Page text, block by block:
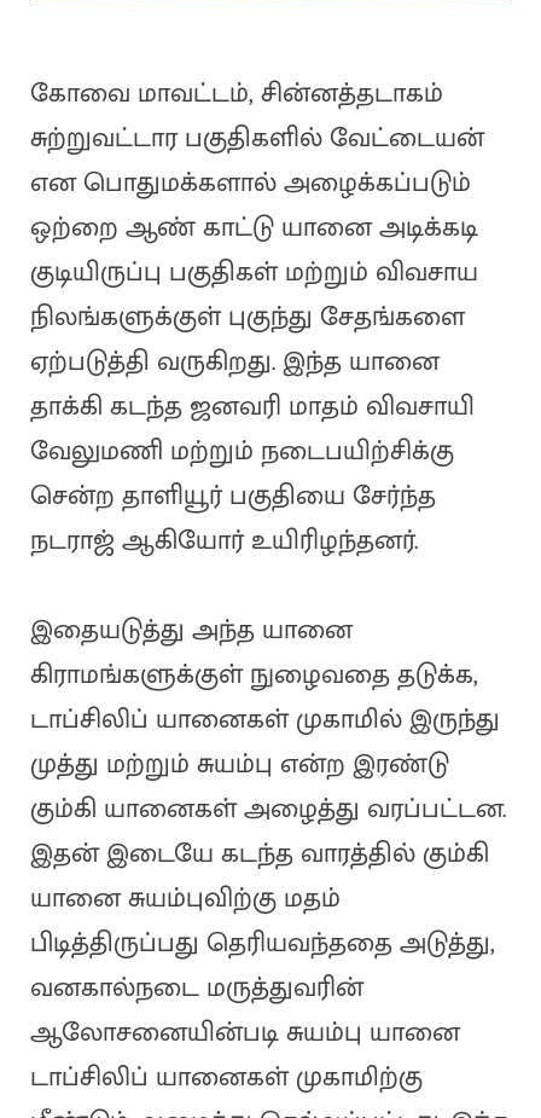
கோவை மாவட்டம், சின்னத்தடாகம்
சுற்றுவட்டார பகுதிகளில் வேட்டையன்
என பொதுமக்களால் அழைக்கப்படும்
ஒற்றை ஆண் காட்டு யானை அடிக்கடி
குடியிருப்பு பகுதிகள் மற்றும் விவசாய
நிலங்களுக்குள் புகுந்து சேதங்களை
ஏற்படுத்தி வருகிறது. இந்த யானை
தாக்கி கடந்த ஜனவரி மாதம் விவசாயி
வேலுமணி மற்றும் நடைபயிற்சிக்கு
சென்ற தாளியூர் பகுதியை சேர்ந்த
நடராஜ் ஆகியோர் உயிரிழந்தனர்.
இதையடுத்து அந்த யானை
கிராமங்களுக்குள் நுழைவதை தடுக்க,
டாப்சிலிப் யானைகள் முகாமில் இருந்து
முத்து மற்றும் சுயம்பு என்ற இரண்டு
கும்கி யானைகள் அழைத்து வரப்பட்டன.
இதன் இடையே கடந்த வாரத்தில் கும்கி
யானை சுயம்புவிற்கு மதம்
பிடித்திருப்பது தெரியவந்ததை அடுத்து,
வனகால்நடை மருத்துவரின்
ஆலோசனையின்படி சுயம்பு யானை
டாப்சிலிப் யானைகள் முகாமிற்கு